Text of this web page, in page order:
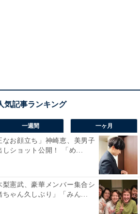
一週間 一ヶ月
なお顔立ち」神崎恵、美男子
しショット公開！ 「め...
梨憲武、豪華メンバー集合シ
ちゃん久しぶり」「みん...